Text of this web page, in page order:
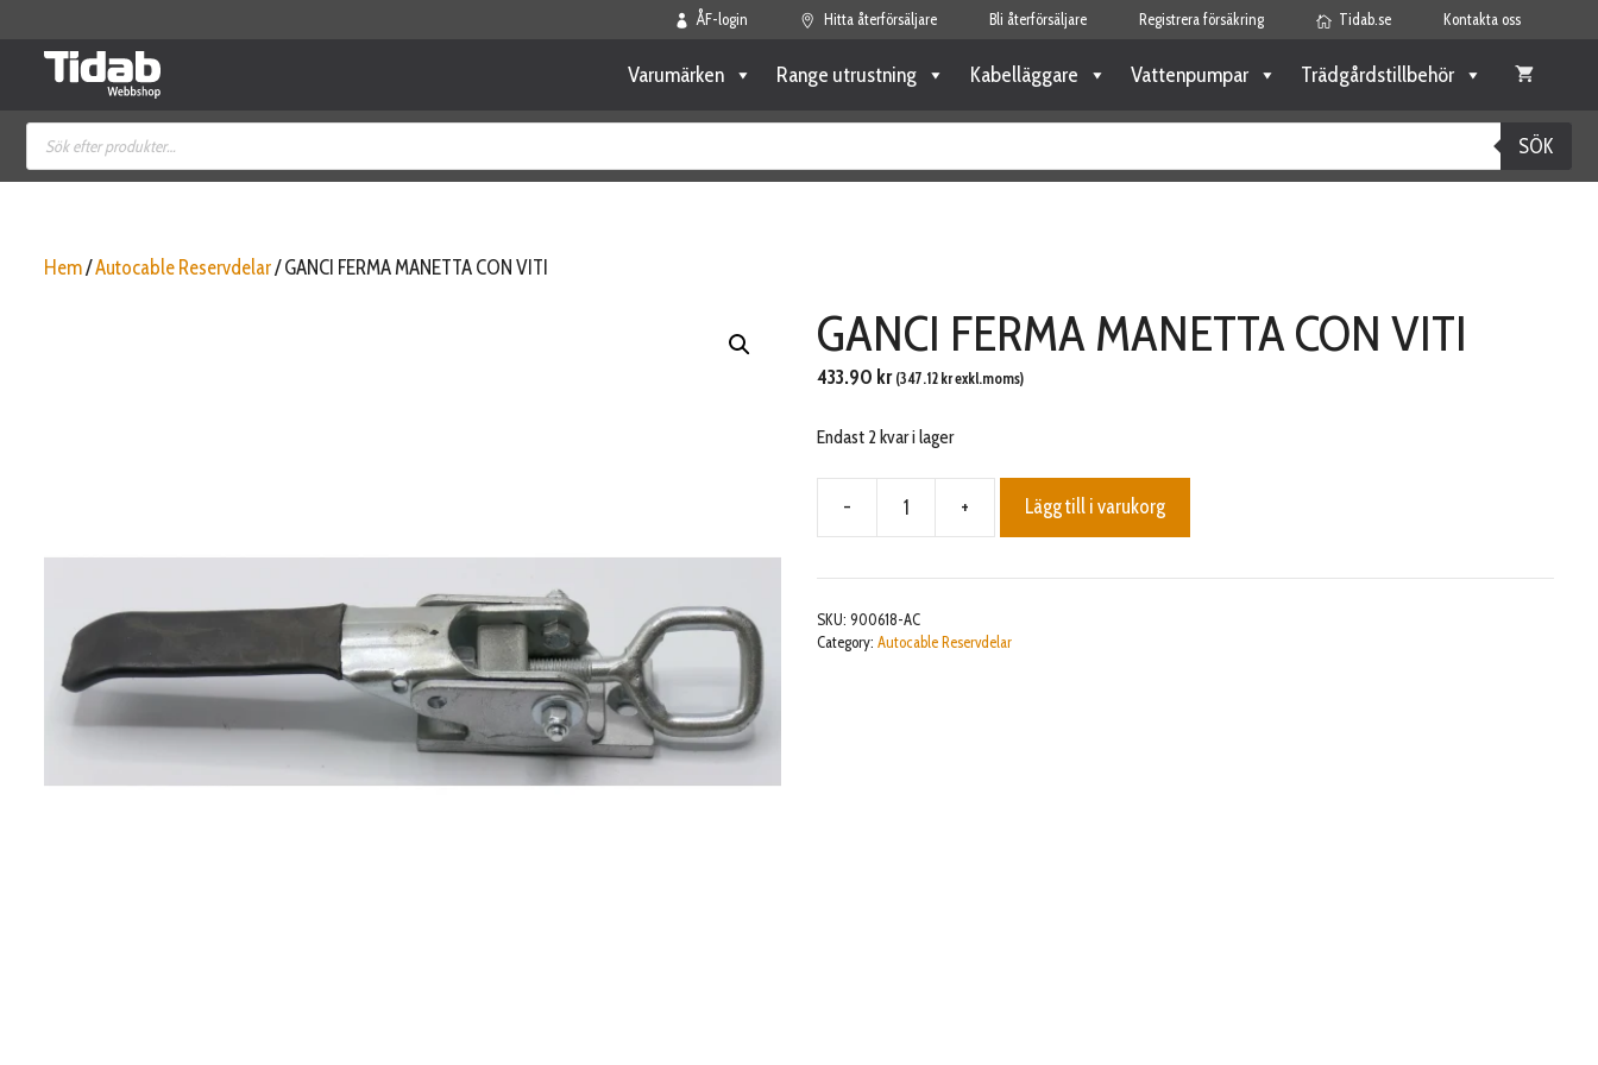
ÅF-login Hitta återförsäljare Bli återförsäljare Registrera försäkring Tidab.se Kontakta oss
Varumärken Range utrustning Kabelläggare Vattenpumpar Trädgårdstillbehör
Produktsökning
SÖK
Hem/Autocable Reservdelar/ GANCI FERMA MANETTA CON VITI
GANCI FERMA MANETTA CON VITI
433.90 kr (347.12 krexkl.moms)
Endast 2 kvar i lager
-
MANETTA
CON
VITI
+ Lägg till i varukorg
SKU: 900618-AC
Category: Autocable Reservdelar